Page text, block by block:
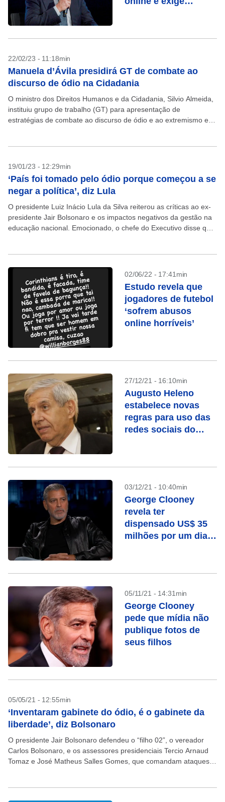
22/02/23 - 11:18min
Manuela d’Ávila presidirá GT de combate ao
discurso de ódio na Cidadania
O ministro dos Direitos Humanos e da Cidadania, Silvio Almeida,
instituiu grupo de trabalho (GT) para apresentação de
estratégias de combate ao discurso de ódio e ao extremismo e a
19/01/23 - 12:29min
‘País foi tomado pelo ódio porque começou a se
negar a política’, diz Lula
O presidente Luiz Inácio Lula da Silva reiterou as críticas ao ex-
presidente Jair Bolsonaro e os impactos negativos da gestão na
educação nacional. Emocionado, o chefe do Executivo disse que
02/06/22 - 17:41min
Estudo revela que
jogadores de futebol
‘sofrem abusos
online horríveis’
27/12/21 - 16:10min
Augusto Heleno
estabelece novas
regras para uso das
redes sociais do
03/12/21 - 10:40min
George Clooney
revela ter
dispensado US$ 35
milhões por um dia
05/11/21 - 14:31min
George Clooney
pede que mídia não
publique fotos de
seus filhos
05/05/21 - 12:55min
‘Inventaram gabinete do ódio, é o gabinete da
liberdade’, diz Bolsonaro
O presidente Jair Bolsonaro defendeu o “filho 02”, o vereador
Carlos Bolsonaro, e os assessores presidenciais Tercio Arnaud
Tomaz e José Matheus Salles Gomes, que comandam ataques a